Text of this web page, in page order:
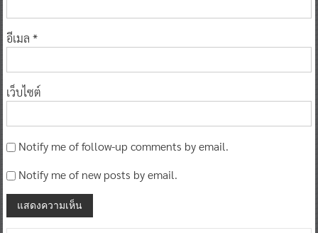
อีเมล *
เว็บไซต์
Notify me of follow-up comments by email.
Notify me of new posts by email.